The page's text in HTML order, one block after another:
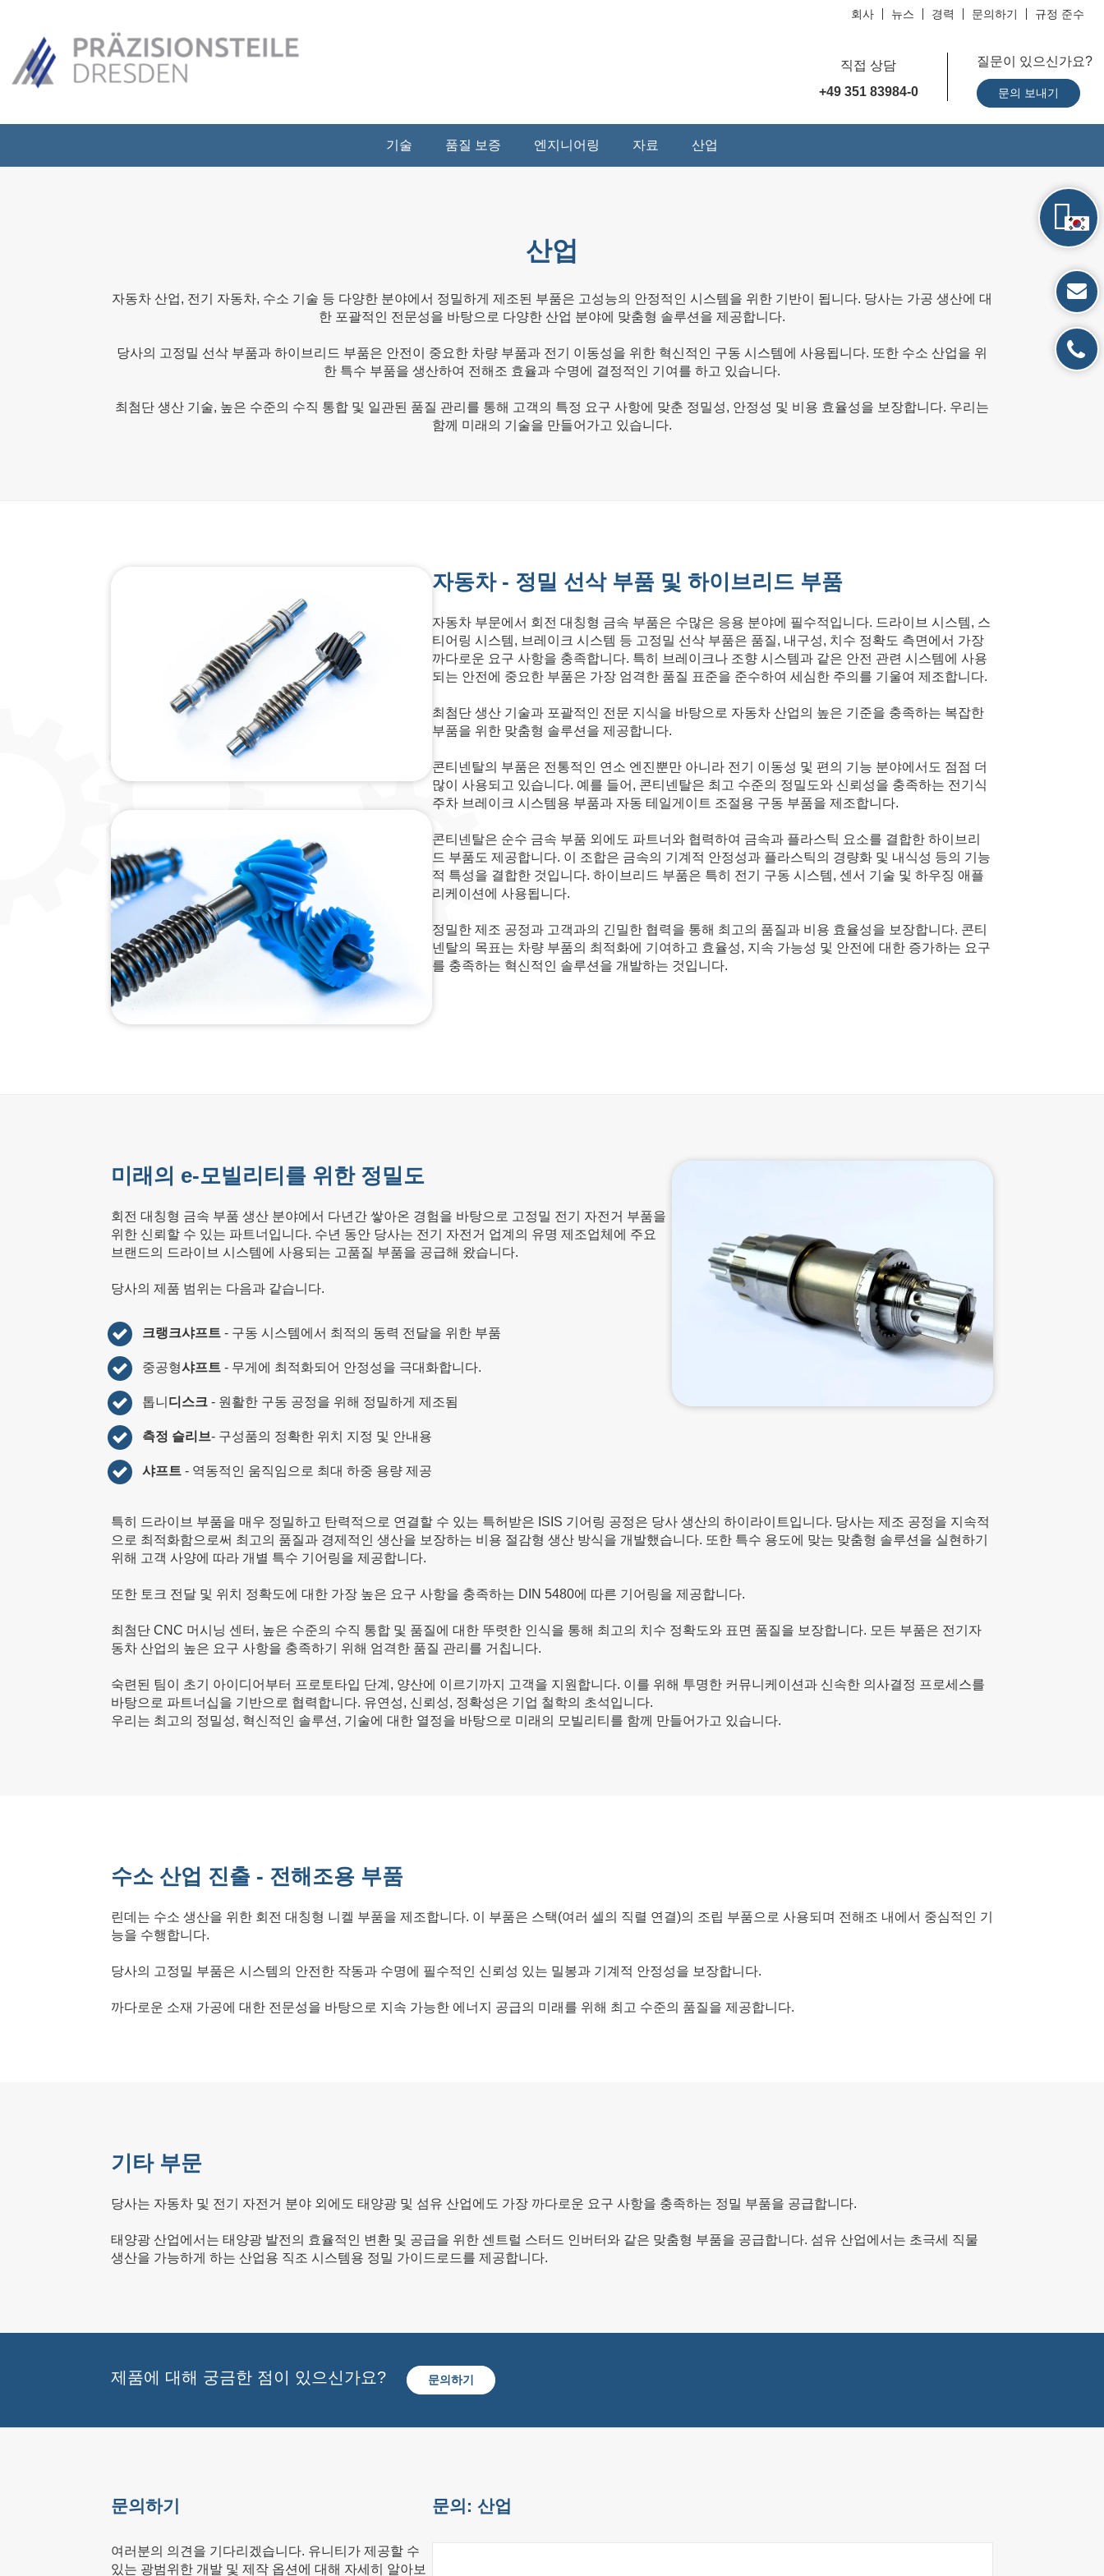
회사 뉴스 경력 문의하기 규정 준수
질문이 있으신가요?
문의 보내기
직접 상담
+49 351 83984-0
기술 품질 보증 엔지니어링 자료 산업
산업
자동차 산업, 전기 자동차, 수소 기술 등 다양한 분야에서 정밀하게 제조된 부품은 고성능의 안정적인 시스템을 위한 기반이 됩니다. 당사는 가공 생산에 대
한 포괄적인 전문성을 바탕으로 다양한 산업 분야에 맞춤형 솔루션을 제공합니다.
당사의 고정밀 선삭 부품과 하이브리드 부품은 안전이 중요한 차량 부품과 전기 이동성을 위한 혁신적인 구동 시스템에 사용됩니다. 또한 수소 산업을 위
한 특수 부품을 생산하여 전해조 효율과 수명에 결정적인 기여를 하고 있습니다.
최첨단 생산 기술, 높은 수준의 수직 통합 및 일관된 품질 관리를 통해 고객의 특정 요구 사항에 맞춘 정밀성, 안정성 및 비용 효율성을 보장합니다. 우리는
함께 미래의 기술을 만들어가고 있습니다.
자동차 - 정밀 선삭 부품 및 하이브리드 부품
자동차 부문에서 회전 대칭형 금속 부품은 수많은 응용 분야에 필수적입니다. 드라이브 시스템, 스
티어링 시스템, 브레이크 시스템 등 고정밀 선삭 부품은 품질, 내구성, 치수 정확도 측면에서 가장
까다로운 요구 사항을 충족합니다. 특히 브레이크나 조향 시스템과 같은 안전 관련 시스템에 사용
되는 안전에 중요한 부품은 가장 엄격한 품질 표준을 준수하여 세심한 주의를 기울여 제조합니다.
최첨단 생산 기술과 포괄적인 전문 지식을 바탕으로 자동차 산업의 높은 기준을 충족하는 복잡한
부품을 위한 맞춤형 솔루션을 제공합니다.
콘티넨탈의 부품은 전통적인 연소 엔진뿐만 아니라 전기 이동성 및 편의 기능 분야에서도 점점 더
많이 사용되고 있습니다. 예를 들어, 콘티넨탈은 최고 수준의 정밀도와 신뢰성을 충족하는 전기식
주차 브레이크 시스템용 부품과 자동 테일게이트 조절용 구동 부품을 제조합니다.
콘티넨탈은 순수 금속 부품 외에도 파트너와 협력하여 금속과 플라스틱 요소를 결합한 하이브리
드 부품도 제공합니다. 이 조합은 금속의 기계적 안정성과 플라스틱의 경량화 및 내식성 등의 기능
적 특성을 결합한 것입니다. 하이브리드 부품은 특히 전기 구동 시스템, 센서 기술 및 하우징 애플
리케이션에 사용됩니다.
정밀한 제조 공정과 고객과의 긴밀한 협력을 통해 최고의 품질과 비용 효율성을 보장합니다. 콘티
넨탈의 목표는 차량 부품의 최적화에 기여하고 효율성, 지속 가능성 및 안전에 대한 증가하는 요구
를 충족하는 혁신적인 솔루션을 개발하는 것입니다.
미래의 e-모빌리티를 위한 정밀도
회전 대칭형 금속 부품 생산 분야에서 다년간 쌓아온 경험을 바탕으로 고정밀 전기 자전거 부품을
위한 신뢰할 수 있는 파트너입니다. 수년 동안 당사는 전기 자전거 업계의 유명 제조업체에 주요
브랜드의 드라이브 시스템에 사용되는 고품질 부품을 공급해 왔습니다.
당사의 제품 범위는 다음과 같습니다.
크랭크샤프트 - 구동 시스템에서 최적의 동력 전달을 위한 부품
중공형샤프트- 무게에 최적화되어 안정성을 극대화합니다.
톱니 디스크- 원활한 구동 공정을 위해 정밀하게 제조됨
측정 슬리브- 구성품의 정확한 위치 지정 및 안내용
샤프트- 역동적인 움직임으로 최대 하중 용량 제공
특히 드라이브 부품을 매우 정밀하고 탄력적으로 연결할 수 있는 특허받은 ISIS 기어링 공정은 당사 생산의 하이라이트입니다. 당사는 제조 공정을 지속적
으로 최적화함으로써 최고의 품질과 경제적인 생산을 보장하는 비용 절감형 생산 방식을 개발했습니다. 또한 특수 용도에 맞는 맞춤형 솔루션을 실현하기
위해 고객 사양에 따라 개별 특수 기어링을 제공합니다.
또한 토크 전달 및 위치 정확도에 대한 가장 높은 요구 사항을 충족하는 DIN 5480에 따른 기어링을 제공합니다.
최첨단 CNC 머시닝 센터, 높은 수준의 수직 통합 및 품질에 대한 뚜렷한 인식을 통해 최고의 치수 정확도와 표면 품질을 보장합니다. 모든 부품은 전기자
동차 산업의 높은 요구 사항을 충족하기 위해 엄격한 품질 관리를 거칩니다.
숙련된 팀이 초기 아이디어부터 프로토타입 단계, 양산에 이르기까지 고객을 지원합니다. 이를 위해 투명한 커뮤니케이션과 신속한 의사결정 프로세스를
바탕으로 파트너십을 기반으로 협력합니다. 유연성, 신뢰성, 정확성은 기업 철학의 초석입니다.
우리는 최고의 정밀성, 혁신적인 솔루션, 기술에 대한 열정을 바탕으로 미래의 모빌리티를 함께 만들어가고 있습니다.
수소 산업 진출 - 전해조용 부품
린데는 수소 생산을 위한 회전 대칭형 니켈 부품을 제조합니다. 이 부품은 스택(여러 셀의 직렬 연결)의 조립 부품으로 사용되며 전해조 내에서 중심적인 기
능을 수행합니다.
당사의 고정밀 부품은 시스템의 안전한 작동과 수명에 필수적인 신뢰성 있는 밀봉과 기계적 안정성을 보장합니다.
까다로운 소재 가공에 대한 전문성을 바탕으로 지속 가능한 에너지 공급의 미래를 위해 최고 수준의 품질을 제공합니다.
기타 부문
당사는 자동차 및 전기 자전거 분야 외에도 태양광 및 섬유 산업에도 가장 까다로운 요구 사항을 충족하는 정밀 부품을 공급합니다.
태양광 산업에서는 태양광 발전의 효율적인 변환 및 공급을 위한 센트럴 스터드 인버터와 같은 맞춤형 부품을 공급합니다. 섬유 산업에서는 초극세 직물
생산을 가능하게 하는 산업용 직조 시스템용 정밀 가이드로드를 제공합니다.
제품에 대해 궁금한 점이 있으신가요? 문의하기
문의하기
여러분의 의견을 기다리겠습니다. 유니티가 제공할 수
있는 광범위한 개발 및 제작 옵션에 대해 자세히 알아보
문의: 산업